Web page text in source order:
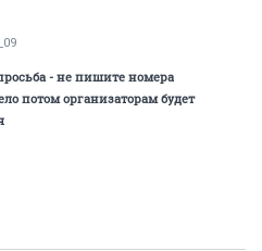
- не пишите номера
потом организаторам будет